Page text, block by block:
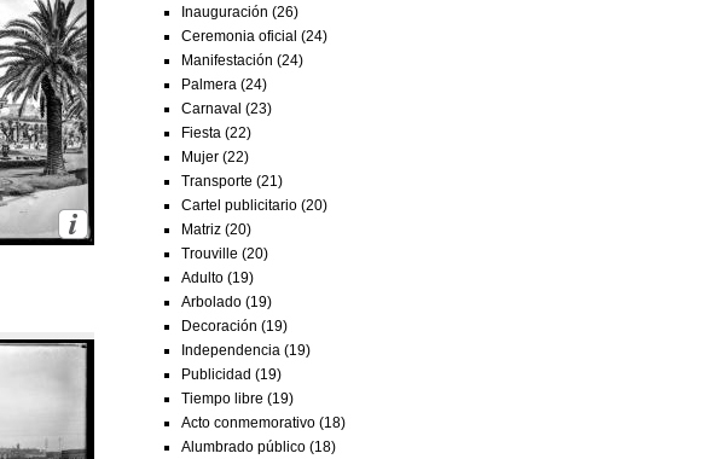
Inauguración (26)
Ceremonia oficial (24)
Manifestación (24)
Palmera (24)
Carnaval (23)
Fiesta (22)
Mujer (22)
Transporte (21)
Cartel publicitario (20)
Matriz (20)
Trouville (20)
Adulto (19)
Arbolado (19)
Decoración (19)
Independencia (19)
Publicidad (19)
Tiempo libre (19)
Acto conmemorativo (18)
Alumbrado público (18)